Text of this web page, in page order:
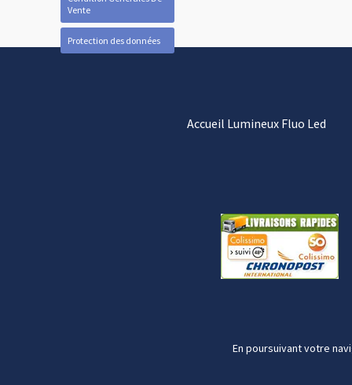
Vente
Protection des données
Accueil Lumineux Fluo Led
En poursuivant votre